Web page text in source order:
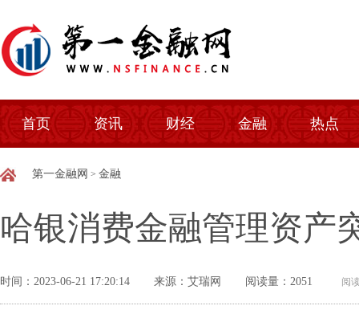
首页 资讯 财经 金融 热点
第一金融网 > 金融
哈银消费金融管理资产
时间：2023-06-21 17:20:14 来源：艾瑞网 阅读量：2051 阅